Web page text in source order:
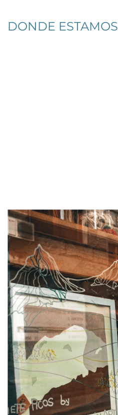
DONDE ESTAMOS